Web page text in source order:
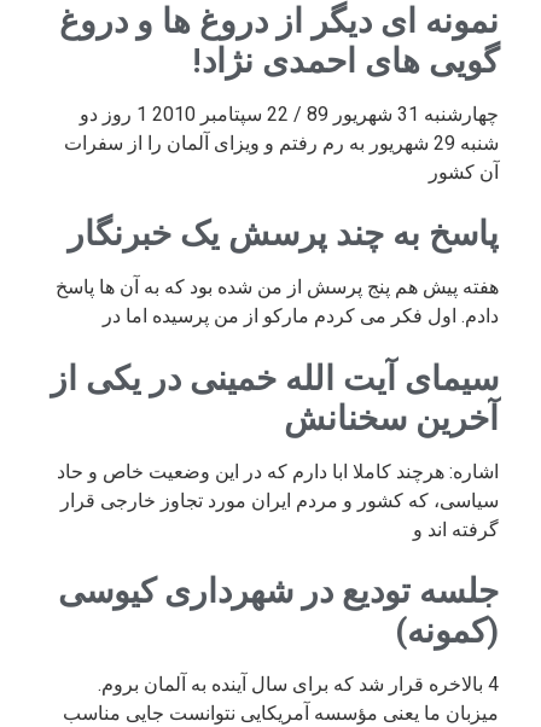
نمونه ای دیگر از دروغ ها و دروغ
گویی های احمدی نژاد!
چهارشنبه 31 شهریور 89 / 22 سپتامبر 2010 1 روز دو
شنبه 29 شهریور به رم رفتم و ویزای آلمان را از سفرات
آن کشور
پاسخ به چند پرسش یک خبرنگار
هفته پیش هم پنج پرسش از من شده بود که به آن ها پاسخ
دادم. اول فکر می کردم مارکو از من پرسیده اما در
سیمای آیت الله خمینی در یکی از
آخرین سخنانش
اشاره: هرچند کاملا ابا دارم که در این وضعیت خاص و حاد
سیاسی، که کشور و مردم ایران مورد تجاوز خارجی قرار
گرفته اند و
جلسه تودیع در شهرداری کیوسی
(کمونه)
4 بالاخره قرار شد که برای سال آینده به آلمان بروم.
میزبان ما یعنی مؤسسه آمریکایی نتوانست جایی مناسب